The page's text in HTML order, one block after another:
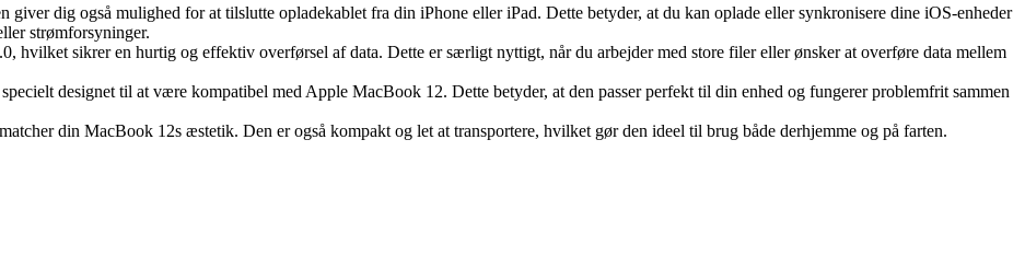
giver dig også mulighed for at tilslutte opladekablet fra din iPhone eller iPad. Dette betyder, at du kan oplade eller synkronisere dine iOS-enheder
strømforsyninger.
hvilket sikrer en hurtig og effektiv overførsel af data. Dette er særligt nyttigt, når du arbejder med store filer eller ønsker at overføre data mellem
specielt designet til at være kompatibel med Apple MacBook 12. Dette betyder, at den passer perfekt til din enhed og fungerer problemfrit sammen
din MacBook 12s æstetik. Den er også kompakt og let at transportere, hvilket gør den ideel til brug både derhjemme og på farten.